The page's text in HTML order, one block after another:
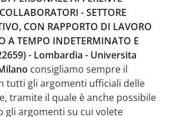
- SETTORE
CON RAPPORTO DI LAVORO
A TEMPO INDETERMINATO E
- Lombardia - Universita
consigliamo sempre il
tutti gli argomenti ufficiali delle
tramite il quale è anche possibile
gli argomenti su cui volete